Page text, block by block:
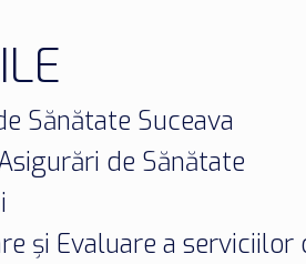
Sănătate Suceava
de Sănătate
și Evaluare a serviciilor